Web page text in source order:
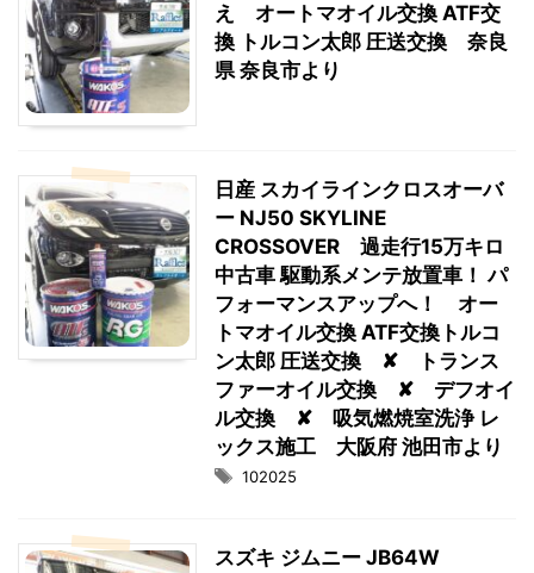
え オートマオイル交換 ATF交
換 トルコン太郎 圧送交換 奈良
県 奈良市より
日産 スカイラインクロスオーバ
ー NJ50 SKYLINE
CROSSOVER 過走行15万キロ
中古車 駆動系メンテ放置車！ パ
フォーマンスアップへ！ オー
トマオイル交換 ATF交換トルコ
ン太郎 圧送交換 ✘ トランス
ファーオイル交換 ✘ デフオイ
ル交換 ✘ 吸気燃焼室洗浄 レ
ックス施工 大阪府 池田市より
102025
スズキ ジムニー JB64W